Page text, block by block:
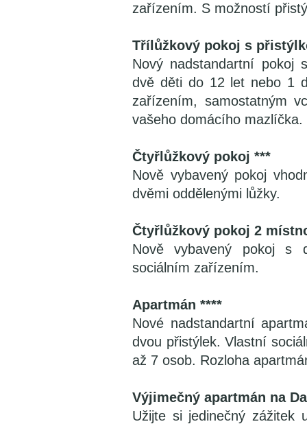
zařízením. S možností
Třílůžkový pokoj s
Nový nadstandartní pokoj
dvě děti do 12 let nebo 1
zařízením, samostatným
vašeho domácího mazlíčka.
Čtyřlůžkový pokoj ***
Nově vybavený pokoj
dvěmi oddělenými lůžky.
Čtyřlůžkový pokoj 2
Nově vybavený pokoj s
sociálním zařízením.
Apartmán ****
Nové nadstandartní
dvou přistýlek. Vlastní
až 7 osob. Rozloha
Výjimečný apartmán na
Užijte si jedinečný zážitek